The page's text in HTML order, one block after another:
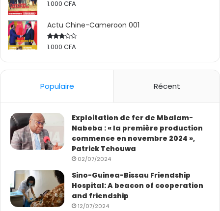
1.000 CFA
Actu Chine-Cameroon 001
Rated
1.000 CFA
Populaire Récent
Exploitation de fer de Mbalam-
Nabeba : « la première production
commence en novembre 2024 »,
Patrick Tchouwa
02/07/2024
Sino-Guinea-Bissau Friendship
Hospital: A beacon of cooperation
and friendship
12/07/2024